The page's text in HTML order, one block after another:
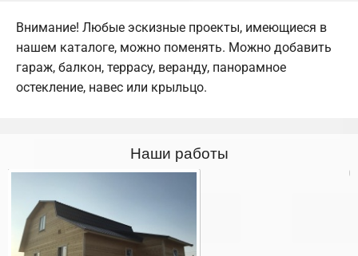
Внимание! Любые эскизные проекты, имеющиеся в
нашем каталоге, можно поменять. Можно добавить
гараж, балкон, террасу, веранду, панорамное
остекление, навес или крыльцо.
Наши работы